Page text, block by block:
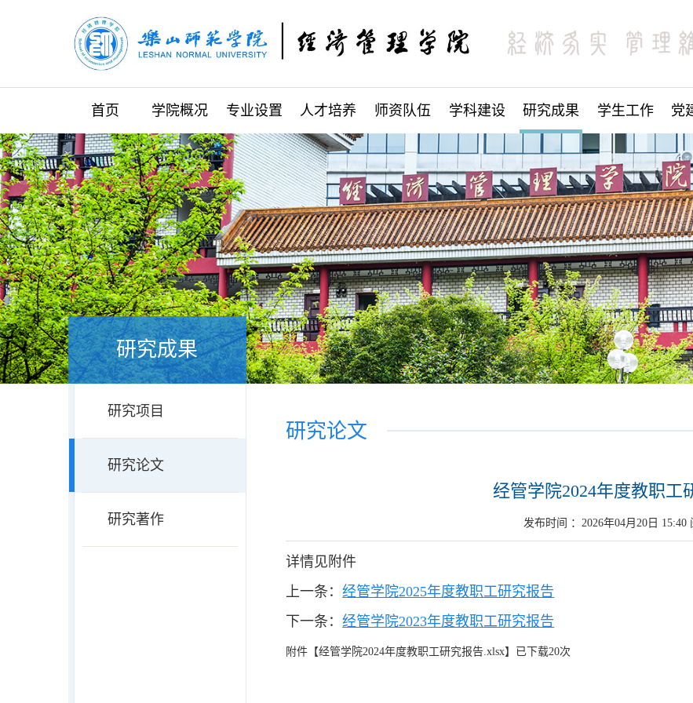
首页 学院概况 专业设置 人才培养 师资队伍 学科建设 研究成果 学生工作 党
研究成果
研究项目
研究论文
研究著作
研究论文
经管学院2024年度教职工
发布时间 ：2026年04月20日 15:40
详情见附件
上一条：经管学院2025年度教职工研究报告
下一条：经管学院2023年度教职工研究报告
附件【经管学院2024年度教职工研究报告.xlsx】已下载20次